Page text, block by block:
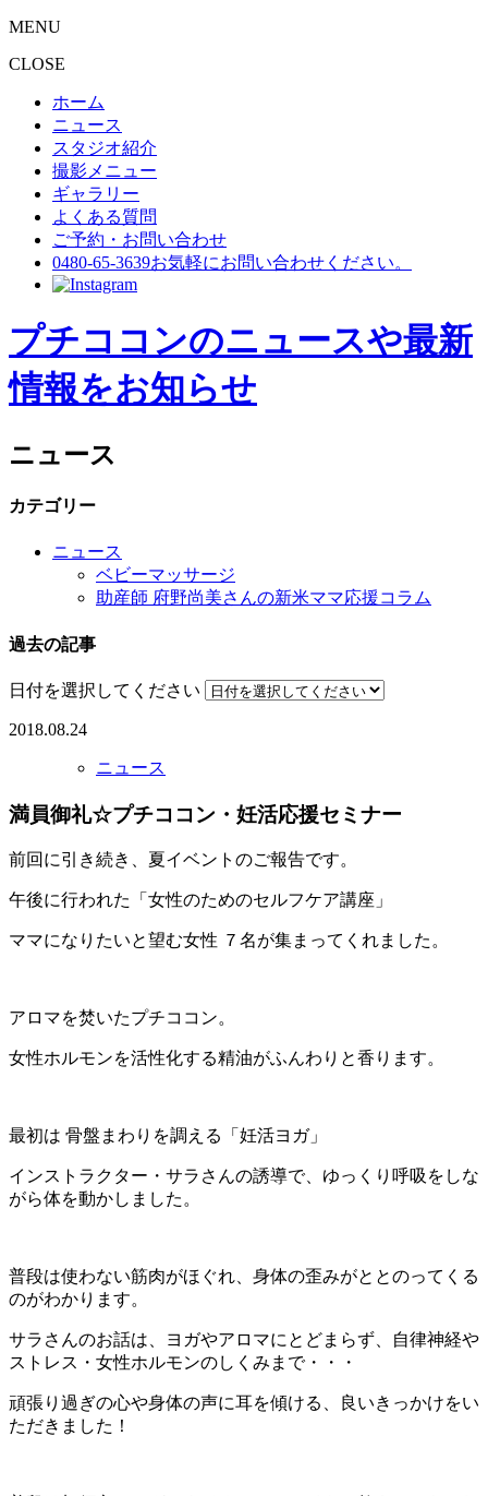
MENU
CLOSE
ホーム
ニュース
スタジオ紹介
撮影メニュー
ギャラリー
よくある質問
ご予約・お問い合わせ
0480-65-3639お気軽にお問い合わせください。
プチココンのニュースや最新
情報をお知らせ
ニュース
カテゴリー
ニュース
ベビーマッサージ
助産師 府野尚美さんの新米ママ応援コラム
過去の記事
日付を選択してください
2018.08.24
ニュース
満員御礼☆プチココン・妊活応援セミナー
前回に引き続き、夏イベントのご報告です。
午後に行われた「女性のためのセルフケア講座」
ママになりたいと望む女性 ７名が集まってくれました。
アロマを焚いたプチココン。
女性ホルモンを活性化する精油がふんわりと香ります。
最初は 骨盤まわりを調える「妊活ヨガ」
インストラクター・サラさんの誘導で、ゆっくり呼吸をしな
がら体を動かしました。
普段は使わない筋肉がほぐれ、身体の歪みがととのってくる
のがわかります。
サラさんのお話は、ヨガやアロマにとどまらず、自律神経や
ストレス・女性ホルモンのしくみまで・・・
頑張り過ぎの心や身体の声に耳を傾ける、良いきっかけをい
ただきました！